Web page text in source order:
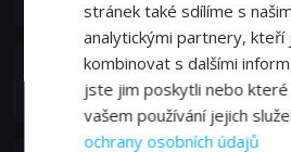
Tom Felleghy
Dr. Marchi
stránek také sdílíme s
analytickými partnery, kteří
kombinovat s dalšími
jste jim poskytli nebo které
vašem používání jejich
ochrany osobních údajů